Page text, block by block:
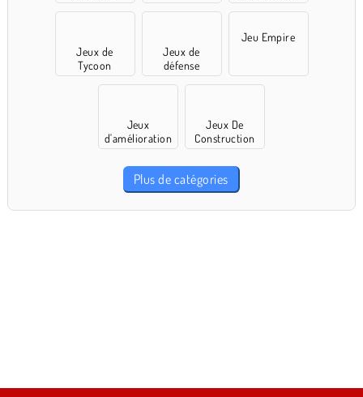
Jeux de
Tycoon
Jeux de
défense
Jeu Empire
Jeux
d'amélioration
Jeux De
Construction
Plus de catégories